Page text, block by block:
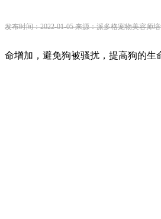
发布时间：2022-01-05 来源：派多格宠物美容师
命增加，避免狗被骚扰，提高狗的生